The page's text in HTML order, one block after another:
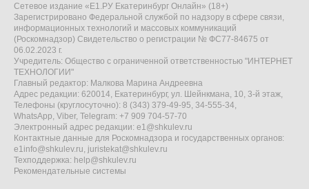
Сетевое издание «Е1.РУ Екатеринбург Онлайн» (18+)
Зарегистрировано Федеральной службой по надзору в сфере связи,
информационных технологий и массовых коммуникаций
(Роскомнадзор) Свидетельство о регистрации № ФС77-84675 от
06.02.2023 г.
Учредитель: Общество с ограниченной ответственностью "ИНТЕРНЕТ
ТЕХНОЛОГИИ"
Главный редактор: Малкова Марина Андреевна
Адрес редакции: 620014, Екатеринбург, ул. Шейнкмана, 10, 3-й этаж,
Телефоны (круглосуточно): 8 (343) 379-49-95, 34-555-34,
WhatsApp, Viber, Telegram: +7 909 704-57-70
Электронный адрес редакции: e1@shkulev.ru
Контактные данные для Роскомнадзора и государственных органов:
e1info@shkulev.ru juristekat@shkulev.ru
Техподдержка: help@shkulev.ru
Рекомендательные системы